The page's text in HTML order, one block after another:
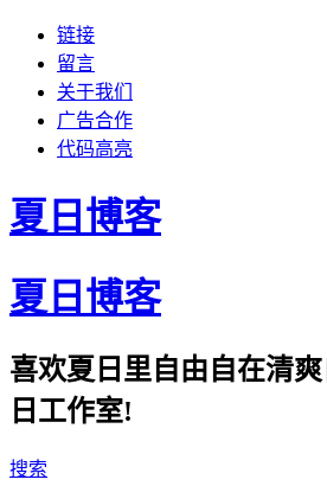
链接
留言
关于我们
广告合作
代码高亮
夏日博客
夏日博客
喜欢夏日里自由自在清
日工作室!
搜索